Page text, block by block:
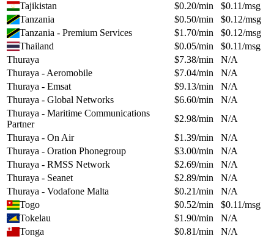
Tajikistan
$0.20/min $0.11/msg
Tanzania
$0.50/min $0.12/msg
Tanzania - Premium Services
$1.70/min $0.12/msg
Thailand
$0.05/min $0.11/msg
Thuraya
$7.38/min
N/A
Thuraya - Aeromobile
$7.04/min
N/A
Thuraya - Emsat
$9.13/min
N/A
Thuraya - Global Networks
$6.60/min
N/A
Thuraya - Maritime Communications
Partner
$2.98/min
N/A
Thuraya - On Air
$1.39/min
N/A
Thuraya - Oration Phonegroup
$3.00/min
N/A
Thuraya - RMSS Network
$2.69/min
N/A
Thuraya - Seanet
$2.89/min
N/A
Thuraya - Vodafone Malta
$0.21/min
N/A
Togo
$0.52/min $0.11/msg
Tokelau
$1.90/min
N/A
Tonga
$0.81/min
N/A